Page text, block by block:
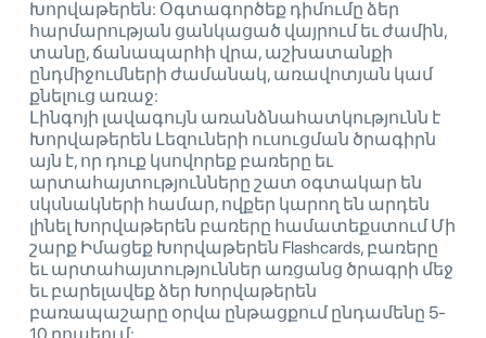
Խորվաթերեն: Օգտագործեք դիմումը ձեր
հարմարության ցանկացած վայրում եւ ժամին,
տանը, ճանապարհի վրա, աշխատանքի
ընդմիջումների ժամանակ, առավոտյան կամ
քնելուց առաջ:
Լինգոյի լավագույն առանձնահատկությունն է
Խորվաթերեն Լեզուների ուսուցման ծրագիրն
այն է, որ դուք կսովորեք բառերը եւ
արտահայտությունները շատ օգտակար են
սկսնակների համար, ովքեր կարող են արդեն
լինել Խորվաթերեն բառերը համատեքստում Մի
շարք Իմացեք Խորվաթերեն Flashcards, բառերը
եւ արտահայտություններ առցանց ծրագրի մեջ
եւ բարելավեք ձեր Խորվաթերեն
բառապաշարը օրվա ընթացքում ընդամենը 5-